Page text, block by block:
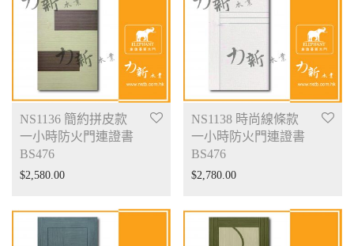
NS1136 簡約拼皮款
一小時防火門連證書
BS476
$2,580.00
NS1138 時尚線條款
一小時防火門連證書
BS476
$2,780.00